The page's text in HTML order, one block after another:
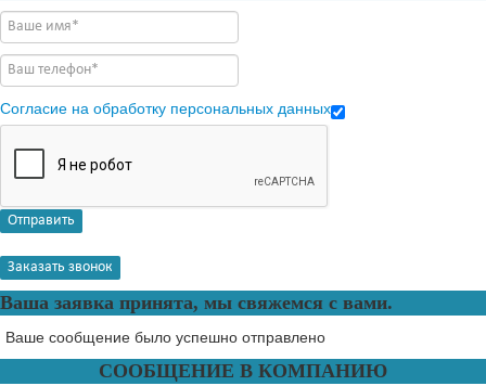
Согласие на обработку персональных данных
Отправить
Заказать звонок
Ваша заявка принята, мы свяжемся с вами.
Ваше сообщение было успешно отправлено
СООБЩЕНИЕ В КОМПАНИЮ